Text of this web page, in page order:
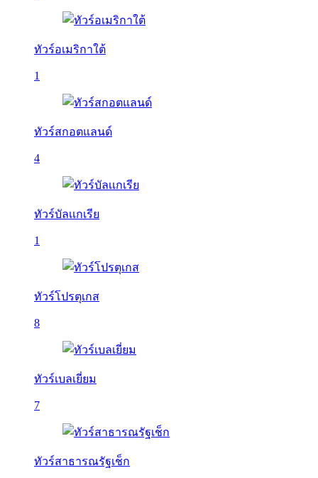
ทัวร์อเมริกาใต้
1
ทัวร์สกอตแลนด์
4
ทัวร์บัลเเกเรีย
1
ทัวร์โปรตุเกส
8
ทัวร์เบลเยี่ยม
7
ทัวร์สาธารณรัฐเช็ก